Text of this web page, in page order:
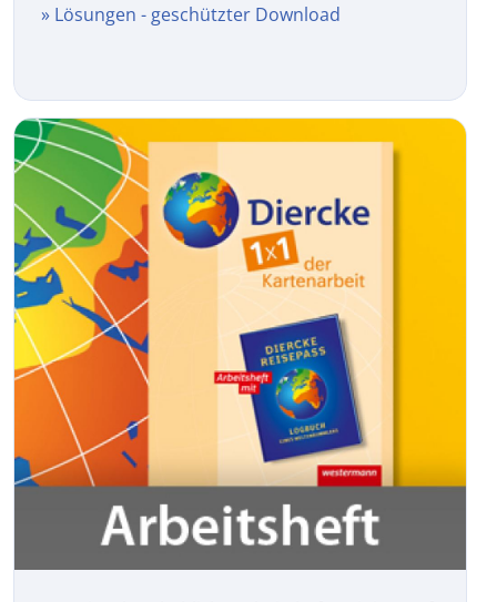
» Lösungen - geschützter Download